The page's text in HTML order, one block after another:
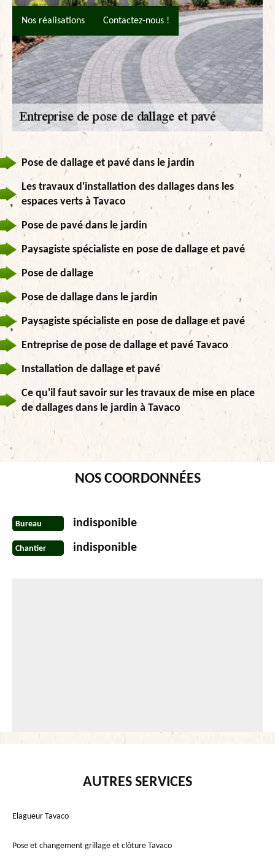
Nos réalisations Contactez-nous !
Pose de dallage et pavé dans le jardin
Les travaux d'installation des dallages dans les
espaces verts à Tavaco
Pose de pavé dans le jardin
Paysagiste spécialiste en pose de dallage et pavé
Pose de dallage
Pose de dallage dans le jardin
Paysagiste spécialiste en pose de dallage et pavé
Entreprise de pose de dallage et pavé Tavaco
Installation de dallage et pavé
Ce qu'il faut savoir sur les travaux de mise en place
de dallages dans le jardin à Tavaco
NOS COORDONNÉES
Bureau indisponible
Chantier indisponible
AUTRES SERVICES
Elagueur Tavaco
Pose et changement grillage et clôture Tavaco